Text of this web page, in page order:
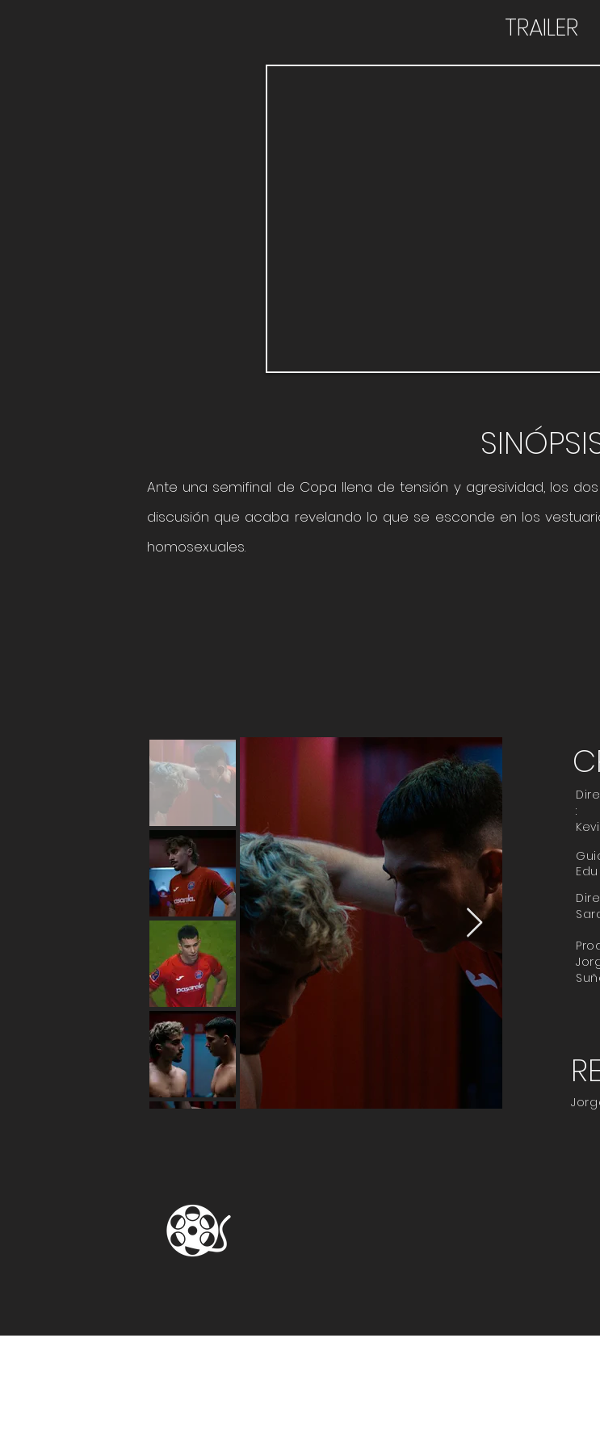
TRAILER
Ante una semifinal de Copa llena de tensión y agresividad, los
discusión que acaba revelando lo que se esconde en los
homosexuales.
: